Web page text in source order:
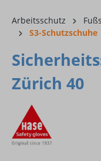
Arbeitsschutz
S3-Schutzschuhe
Zürich 40